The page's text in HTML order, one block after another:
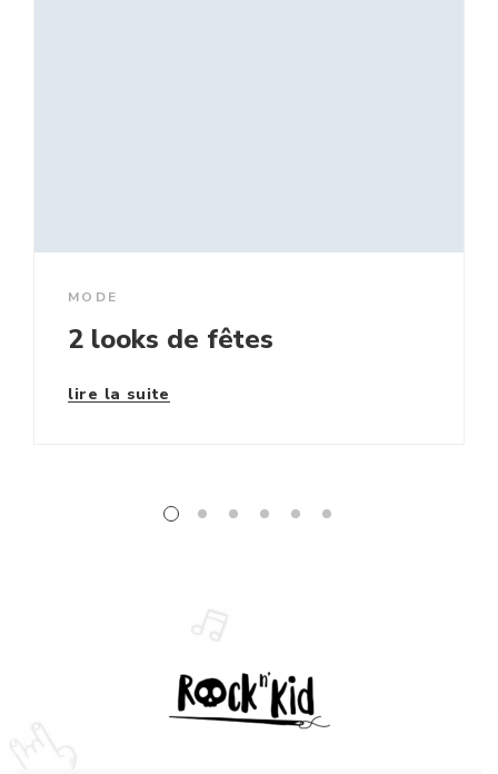
MODE
2 looks de fêtes
lire la suite